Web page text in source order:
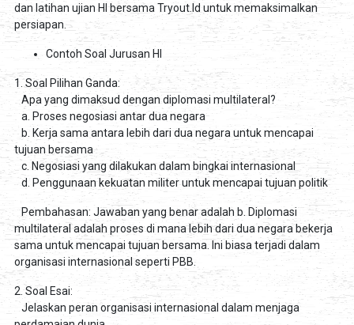
dan latihan ujian HI bersama Tryout.Id untuk memaksimalkan
persiapan.
Contoh Soal Jurusan HI
1. Soal Pilihan Ganda:
Apa yang dimaksud dengan diplomasi multilateral?
a. Proses negosiasi antar dua negara
b. Kerja sama antara lebih dari dua negara untuk mencapai
tujuan bersama
c. Negosiasi yang dilakukan dalam bingkai internasional
d. Penggunaan kekuatan militer untuk mencapai tujuan politik
Pembahasan: Jawaban yang benar adalah b. Diplomasi
multilateral adalah proses di mana lebih dari dua negara bekerja
sama untuk mencapai tujuan bersama. Ini biasa terjadi dalam
organisasi internasional seperti PBB.
2. Soal Esai:
Jelaskan peran organisasi internasional dalam menjaga